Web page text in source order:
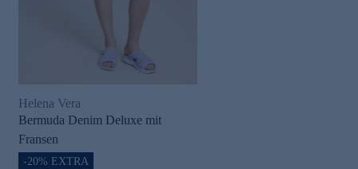
Helena Vera
Bermuda Denim Deluxe mit
Fransen
-20% EXTRA